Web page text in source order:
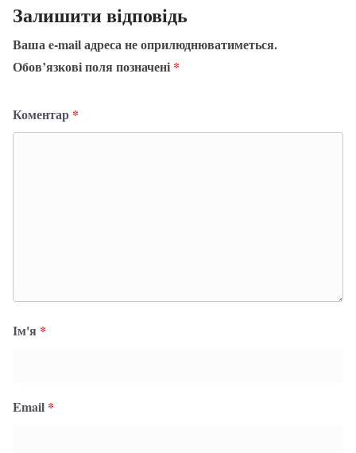
Залишити відповідь
Ваша e-mail адреса не оприлюднюватиметься.
Обов’язкові поля позначені *
Коментар *
Ім'я *
Email *